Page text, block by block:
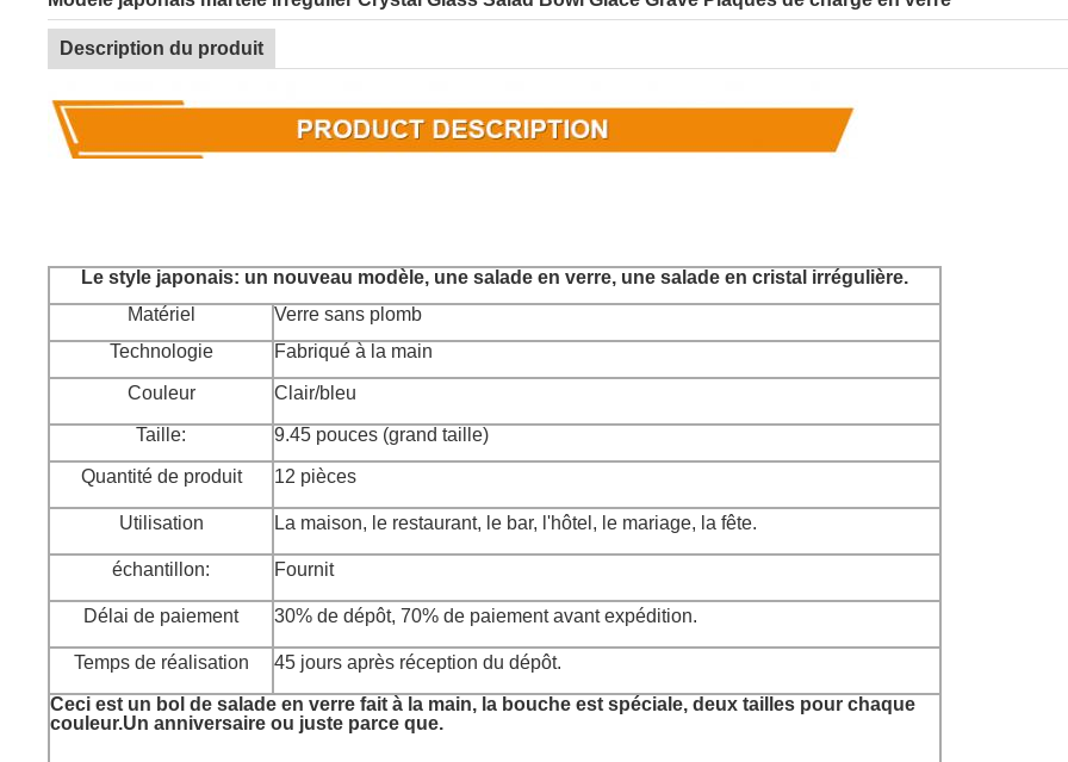
Description du produit
Le style japonais: un nouveau modèle, une salade en verre, une salade en cristal irrégulière.
Matériel
Verre sans plomb
Technologie
Fabriqué à la main
Couleur Clair/bleu
Taille: 9.45 pouces (grand taille)
Quantité de produit 12 pièces
Utilisation La maison, le restaurant, le bar, l'hôtel, le mariage, la fête.
échantillon: Fournit
Délai de paiement 30% de dépôt, 70% de paiement avant expédition.
Temps de réalisation 45 jours après réception du dépôt.
Ceci est un bol de salade en verre fait à la main, la bouche est spéciale, deux tailles pour chaque
couleur.Un anniversaire ou juste parce que.